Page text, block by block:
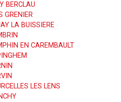
BERCLAU
GRENIER
LA BUISSIERE
EN CAREMBAULT
LES LENS